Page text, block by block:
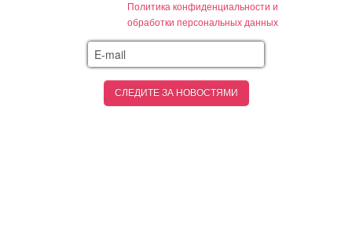
Политика конфиденциальности и
обработки персональных данных